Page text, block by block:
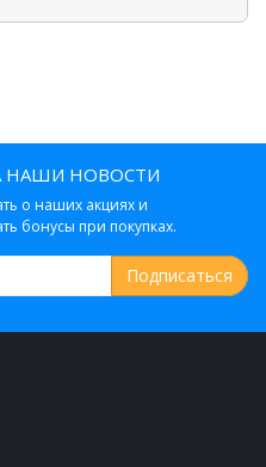
НАШИ НОВОСТИ
о наших акциях и
бонусы при покупках.